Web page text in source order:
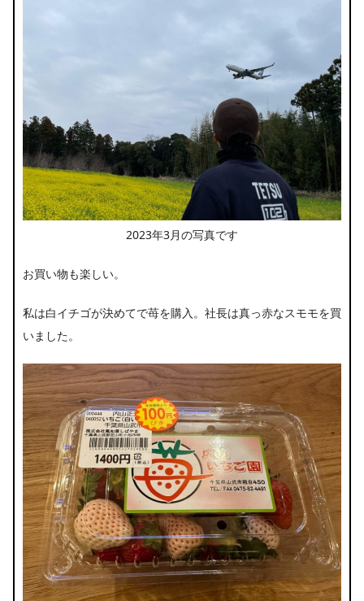
2023年3月の写真です
お買い物も楽しい。
私は白イチゴが決めてで苺を購入。社長は真っ赤なスモモを買
いました。